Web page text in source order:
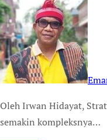
Oleh Irwan Hidayat, Strategic & Business Director PT Industri Jamu dan Farmasi Sidomuncul TBK Di tengah
semakin kompleksnya…